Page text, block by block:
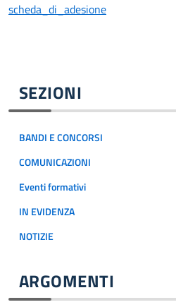
SEZIONI
BANDI E CONCORSI
COMUNICAZIONI
Eventi formativi
IN EVIDENZA
NOTIZIE
ARGOMENTI
scheda_di_adesione